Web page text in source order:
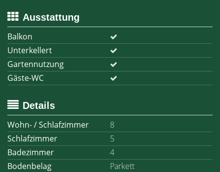
Ausstattung
Balkon
Unterkellert
Gartennutzung
Gäste-WC
Details
Wohn- / Schlafzimmer
8
Schlafzimmer
5
Badezimmer
4
Bodenbelag
Parkett